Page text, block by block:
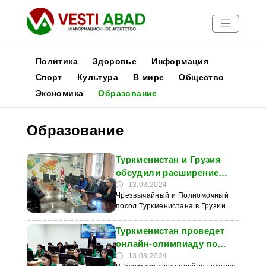
Новости
Медиа
Афиша
Политика Здоровье
Информация
Спорт
Культура В мире
Общество
Экономика
Образование
Образование
Туркменистан и Грузия
обсудили расширение
сотрудничества в сфере
образования
13.03.2024
Чрезвычайный и Полномочный
посол Туркменистана в Грузии
марта провел встречу с ректором
Тбилисского государственного
медицинского университета
Ираклием Натрошвили по
Туркменистан проведет
онлайн-олимпиаду по
математике и физике
13.03.2024